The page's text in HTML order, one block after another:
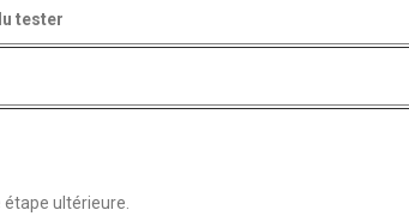
tester
étape ultérieure.